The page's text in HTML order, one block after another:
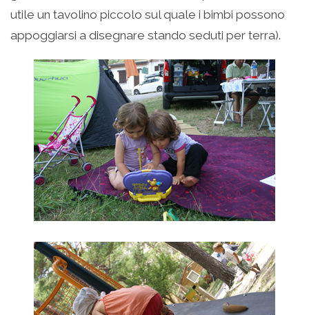
utile un tavolino piccolo sul quale i bimbi possono
appoggiarsi a disegnare stando seduti per terra).